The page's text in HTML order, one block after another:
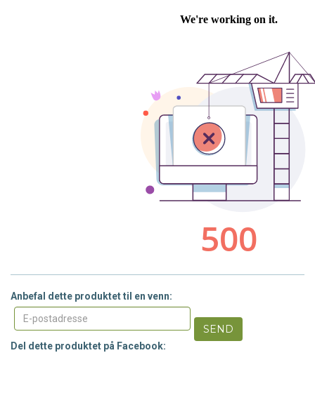
Anbefal dette produktet til en venn:
SEND
Del dette produktet på Facebook: